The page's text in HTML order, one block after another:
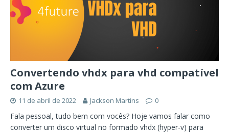
Convertendo vhdx para vhd compatível
com Azure
11 de abril de 2022 Jackson Martins 0
Fala pessoal, tudo bem com vocês? Hoje vamos falar como
converter um disco virtual no formado vhdx (hyper-v) para